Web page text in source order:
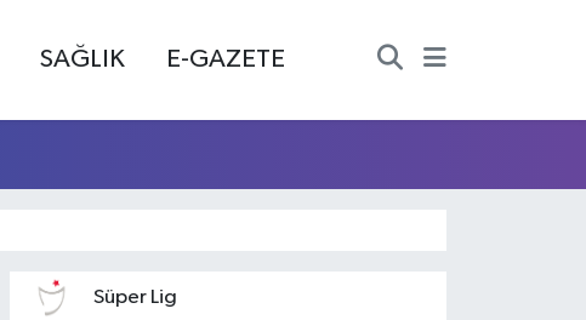
SAĞLIK E-GAZETE
Süper Lig